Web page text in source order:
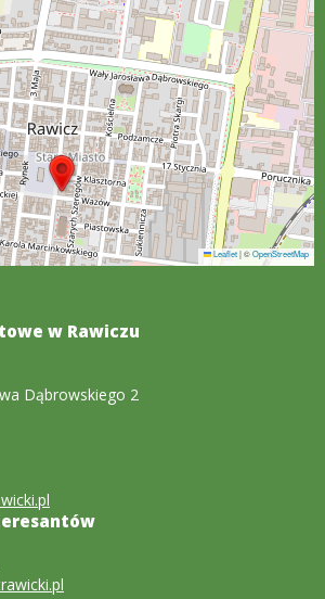
Leaflet|©OpenStreetMap
w Rawiczu
Dąbrowskiego 2